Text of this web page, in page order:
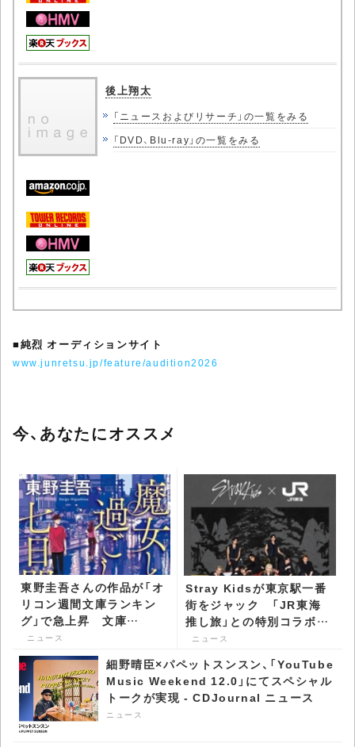
後上翔太
「ニュースおよびリサーチ」の一覧をみる
「DVD、Blu-ray」の一覧をみる
■純烈 オーディションサイト
www.junretsu.jp/feature/audition2026
今、あなたにオススメ
東野圭吾さんの作品が「オ
リコン週間文庫ランキン
グ」で急上昇​ 文庫
TOP50に19作品ランクイ
ンで過去最多 -
CDJournal ニュース
ニュース
Stray Kidsが東京駅一番
街をジャック 「JR東海
推し旅」との特別コラボ第
4弾がスタート -
ニュース
細野晴臣×パペットスンスン、「YouTube
Music Weekend 12.0」にてスペシャル
トークが実現 - CDJournal ニュース
ニュース